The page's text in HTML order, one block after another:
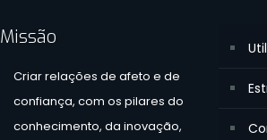
Missão
Criar relações de afeto e de
confiança, com os pilares do
conhecimento, da inovação,